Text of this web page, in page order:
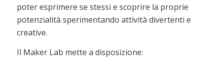
poter esprimere se stessi e scoprire la proprie
potenzialità sperimentando attività divertenti e
creative.
Il Maker Lab mette a disposizione: